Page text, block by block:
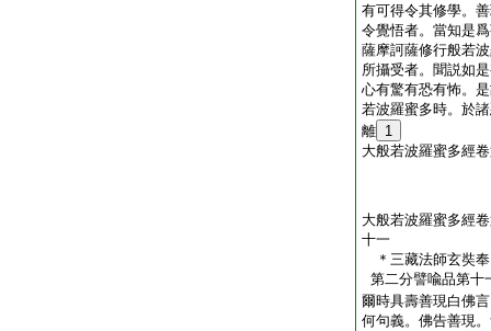
有可得令其修學。
令覺悟者。當知是
薩摩訶薩修行般若
所攝受者。聞説如
心有驚有恐有怖。
若波羅蜜多時。於
離 1
大般若波羅蜜多經
大般若波羅蜜多經
十一
＊三藏法師玄
第二分譬喩品第十
爾時具壽善現白佛
何句義。佛告善現